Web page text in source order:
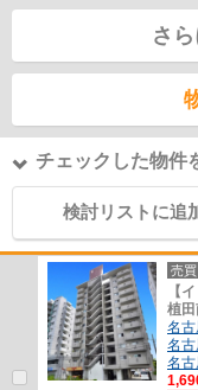
さ
チェックした物件
検討リストに追
売
【
植
名
名
名